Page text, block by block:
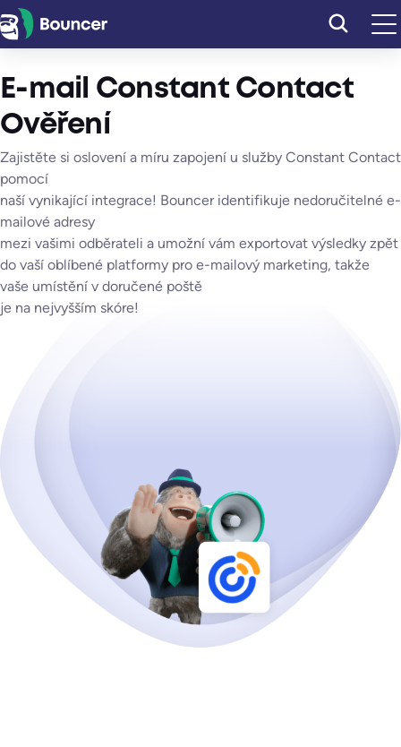
Přeskočit
na
E-mail Constant Contact
Ověření
Zajistěte si oslovení a míru zapojení u služby Constant Contact
pomocí
naší vynikající integrace! Bouncer identifikuje nedoručitelné e-
mailové adresy
mezi vašimi odběrateli a umožní vám exportovat výsledky zpět
do vaší oblíbené platformy pro e-mailový marketing, takže
vaše umístění v doručené poště
je na nejvyšším skóre!